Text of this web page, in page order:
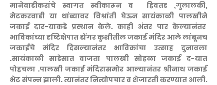
मानेवाडीकरांचे स्वागत स्वीकारून व हिवतड ,गुलालकी,
मेटकरवाडी या थांब्यावर विश्रांती घेऊन सायंकाळी पालखीने
जकाई दार-याकडे प्रस्थान केले. काही अंतर पार केल्यानंतर
भाविकांच्या दृष्टिक्षेपात डोंगर कुशीतील जकाई मंदिर आले लांबूनच
जकाईचे मंदिर दिसल्यानंतर भाविकांचा उत्साह दुनावला
.सायंकाळी साडेसात वाजता पालखी सोहळा जकाई द-यात
पोहचला .पालखी जकाई मंदिरासमोर आल्यानंतर श्रीनाथ जकाई
भेट संपन्न झाली. त्यानंतर नित्योपचार व शेजारती करण्यात आली.